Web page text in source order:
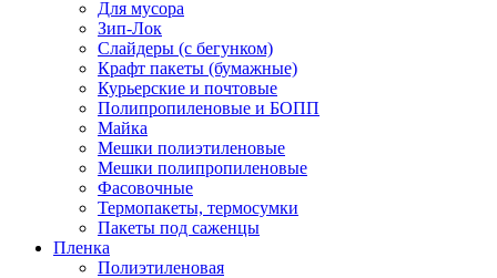
Для мусора
Зип-Лок
Слайдеры (с бегунком)
Крафт пакеты (бумажные)
Курьерские и почтовые
Полипропиленовые и БОПП
Майка
Мешки полиэтиленовые
Мешки полипропиленовые
Фасовочные
Термопакеты, термосумки
Пакеты под саженцы
Пленка
Полиэтиленовая